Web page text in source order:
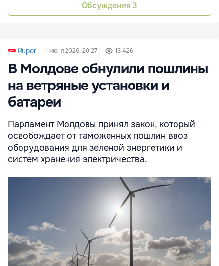
Обсуждения 3
Rupor 11 июня 2026, 20:27 13 426
В Молдове обнулили пошлины
на ветряные установки и
батареи
Парламент Молдовы принял закон, который
освобождает от таможенных пошлин ввоз
оборудования для зеленой энергетики и
систем хранения электричества.